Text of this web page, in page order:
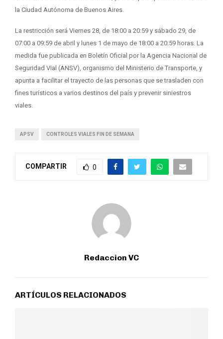
la Ciudad Autónoma de Buenos Aires.
La restricción será Viernes 28, de 18:00 a 20:59 y sábado 29, de
07:00 a 09:59 de abril y lunes 1 de mayo de 18:00 a 20:59 horas. La
medida fue publicada en Boletín Oficial por la Agencia Nacional de
Seguridad Vial (ANSV), organismo del Ministerio de Transporte, y
apunta a facilitar el trayecto de las personas que se trasladen con
fines turísticos a varios destinos del país y prevenir siniestros
viales.
APSV CONTROLES VIALES FIN DE SEMANA
COMPARTIR 0
Redaccion VC
ARTÍCULOS RELACIONADOS